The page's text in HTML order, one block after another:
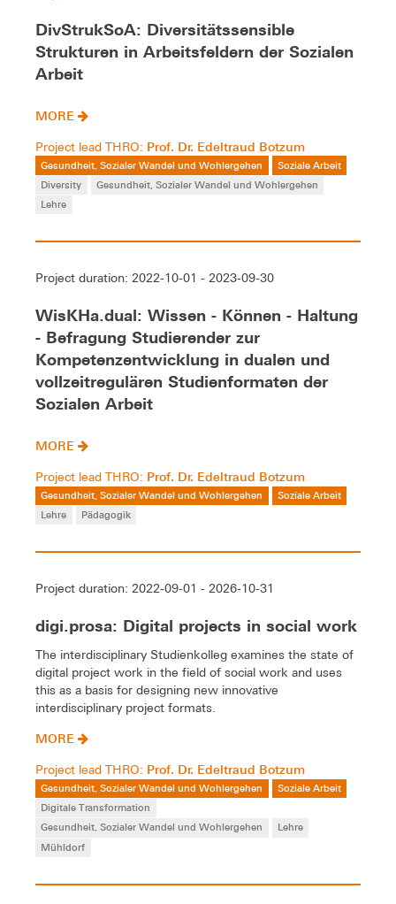
DivStrukSoA: Diversitätssensible
Strukturen in Arbeitsfeldern der Sozialen
Arbeit
MORE
Project lead THRO: Prof. Dr. Edeltraud Botzum
Gesundheit, Sozialer Wandel und Wohlergehen
Soziale Arbeit
Diversity
Gesundheit, Sozialer Wandel und Wohlergehen
Lehre
Project duration: 2022-10-01 - 2023-09-30
WisKHa.dual: Wissen - Können - Haltung
- Befragung Studierender zur
Kompetenzentwicklung in dualen und
vollzeitregulären Studienformaten der
Sozialen Arbeit
MORE
Project lead THRO: Prof. Dr. Edeltraud Botzum
Gesundheit, Sozialer Wandel und Wohlergehen
Soziale Arbeit
Lehre
Pädagogik
Project duration: 2022-09-01 - 2026-10-31
digi.prosa: Digital projects in social work
The interdisciplinary Studienkolleg examines the state of
digital project work in the field of social work and uses
this as a basis for designing new innovative
interdisciplinary project formats.
MORE
Project lead THRO: Prof. Dr. Edeltraud Botzum
Gesundheit, Sozialer Wandel und Wohlergehen
Soziale Arbeit
Digitale Transformation
Gesundheit, Sozialer Wandel und Wohlergehen
Lehre
Mühldorf